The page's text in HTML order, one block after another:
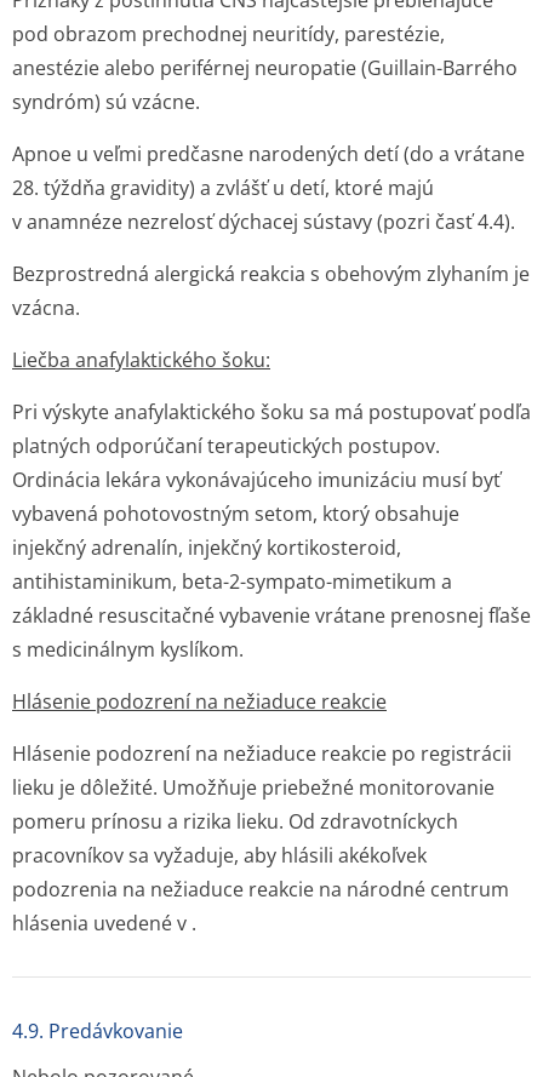
pod obrazom prechodnej neuritídy, parestézie,
anestézie alebo periférnej neuropatie (Guillain-Barrého
syndróm) sú vzácne.
Apnoe u veľmi predčasne narodených detí (do a vrátane
28. týždňa gravidity) a zvlášť u detí, ktoré majú
v anamnéze nezrelosť dýchacej sústavy (pozri časť 4.4).
Bezprostredná alergická reakcia s obehovým zlyhaním je
vzácna.
Liečba anafylaktického šoku:
Pri výskyte anafylaktického šoku sa má postupovať podľa
platných odporúčaní terapeutických postupov.
Ordinácia lekára vykonávajúceho imunizáciu musí byť
vybavená pohotovostným setom, ktorý obsahuje
injekčný adrenalín, injekčný kortikosteroid,
antihistaminikum, beta-2-sympato-mimetikum a
základné resuscitačné vybavenie vrátane prenosnej fľaše
s medicinálnym kyslíkom.
Hlásenie podozrení na nežiaduce reakcie
Hlásenie podozrení na nežiaduce reakcie po registrácii
lieku je dôležité. Umožňuje priebežné monitorovanie
pomeru prínosu a rizika lieku. Od zdravotníckych
pracovníkov sa vyžaduje, aby hlásili akékoľvek
podozrenia na nežiaduce reakcie na národné centrum
hlásenia uvedené v .
4.9. Predávkovanie